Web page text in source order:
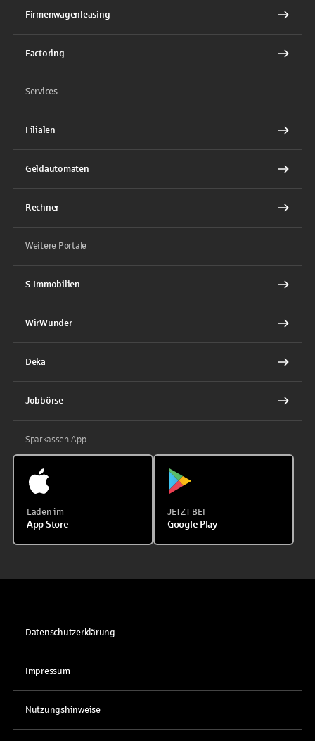
Firmenwagenleasing
Factoring
Services
Filialen
Geldautomaten
Rechner
Weitere Portale
S-Immobilien
WirWunder
Deka
Jobbörse
Sparkassen-App
Laden im
App Store
JETZT BEI
Google Play
Datenschutzerklärung
Impressum
Nutzungshinweise